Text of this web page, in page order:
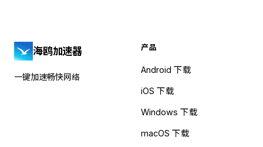
海鸥加速器
一键加速畅快网络
产品
Android 下载
iOS 下载
Windows 下载
macOS 下载